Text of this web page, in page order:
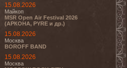
15.08.2026
Майкоп
MSR Open Air Festival 2026
(АРКОНА, PYRE и др.)
15.08.2026
Москва
BOROFF BAND
15.08.2026
Москва